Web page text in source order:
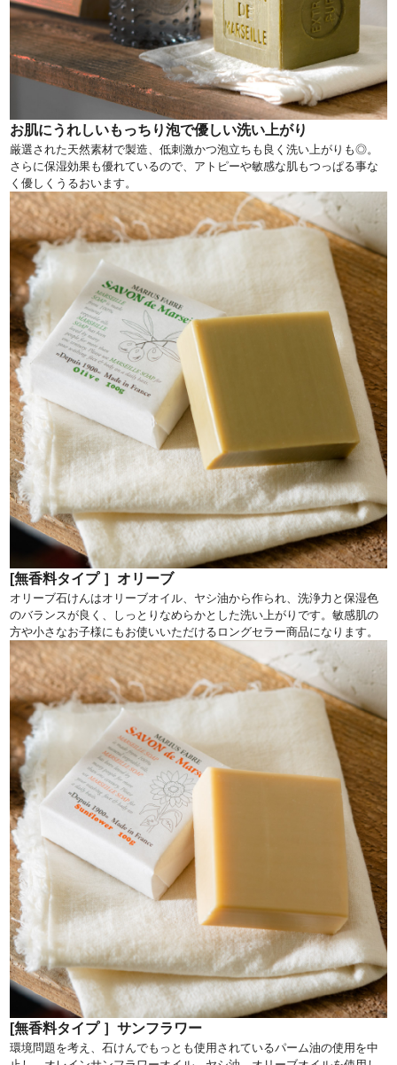
お肌にうれしいもっちり泡で優しい洗い上がり
厳選された天然素材で製造、低刺激かつ泡立ちも良く洗い上がりも◎。
さらに保湿効果も優れているので、アトピーや敏感な肌もつっぱる事な
く優しくうるおいます。
[無香料タイプ ］オリーブ
オリーブ石けんはオリーブオイル、ヤシ油から作られ、洗浄力と保湿色
のバランスが良く、しっとりなめらかとした洗い上がりです。敏感肌の
方や小さなお子様にもお使いいただけるロングセラー商品になります。
[無香料タイプ ］サンフラワー
環境問題を考え、石けんでもっとも使用されているパーム油の使用を中